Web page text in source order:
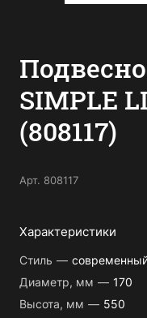
SIMPLE
(808117)
Арт. 808117
Характеристики
Стиль —
Диаметр, мм — 170
Высота, мм — 550